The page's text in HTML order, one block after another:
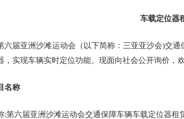
车载定位器
六届亚洲沙滩运动会（以下简称：三亚亚沙会)交
，实现车辆实时定位功能。现面向社会公开询价，
名称
:第六届亚洲沙滩运动会交通保障车辆车载定位器租